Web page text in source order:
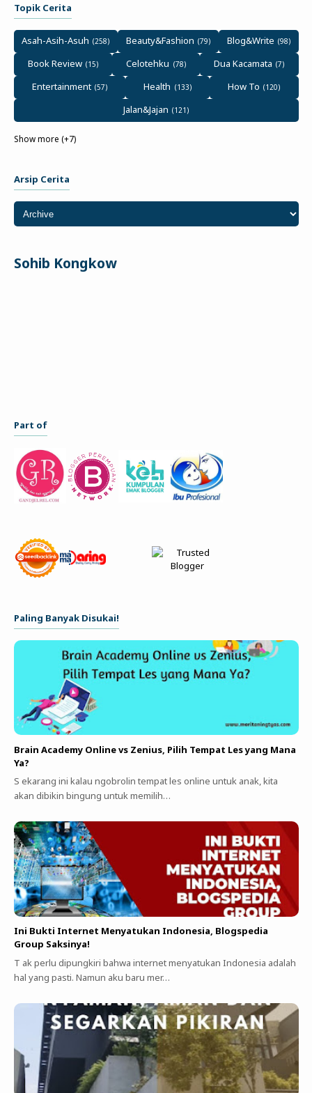
Topik Cerita
Asah-Asih-Asuh Beauty&Fashion
Blog&Write
Book Review
Celotehku
Dua Kacamata
Entertainment
Health
How To
Jalan&Jajan
Show more (+7)
Arsip Cerita
Sohib Kongkow
Part of
Paling Banyak Disukai!
Brain Academy Online vs Zenius, Pilih Tempat Les yang Mana
Ya?
S ekarang ini kalau ngobrolin tempat les online untuk anak, kita
akan dibikin bingung untuk memilih…
Ini Bukti Internet Menyatukan Indonesia, Blogspedia
Group Saksinya!
T ak perlu dipungkiri bahwa internet menyatukan Indonesia adalah
hal yang pasti. Namun aku baru mer…